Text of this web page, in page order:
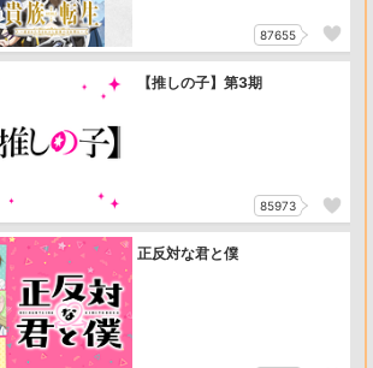
87655
【推しの子】第3期
85973
正反対な君と僕